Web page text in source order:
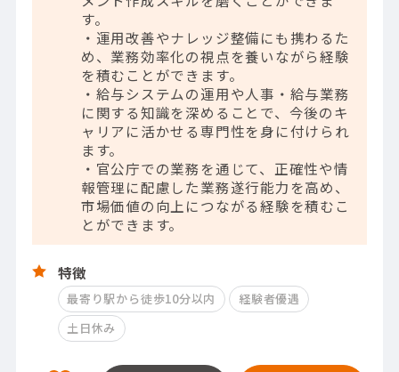
す。
・運用改善やナレッジ整備にも携わるた
め、業務効率化の視点を養いながら経験
を積むことができます。
・給与システムの運用や人事・給与業務
に関する知識を深めることで、今後のキ
ャリアに活かせる専門性を身に付けられ
ます。
・官公庁での業務を通じて、正確性や情
報管理に配慮した業務遂行能力を高め、
市場価値の向上につながる経験を積むこ
とができます。
特徴
最寄り駅から徒歩10分以内
経験者優遇
土日休み